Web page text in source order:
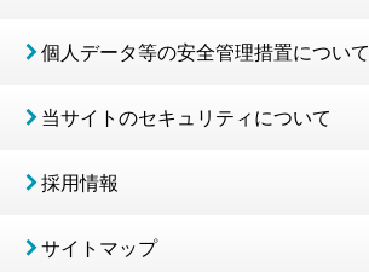
個人データ等の安全管理措置について
当サイトのセキュリティについて
採用情報
サイトマップ